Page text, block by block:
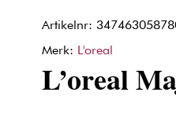
Artikelnr:
Merk: L'oreal
L’oreal